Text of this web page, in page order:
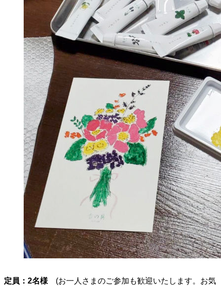
定員：2名様 (お一人さまのご参加も歓迎いたします。お気